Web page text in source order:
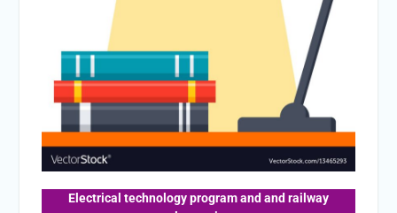
Electrical technology program and and railway